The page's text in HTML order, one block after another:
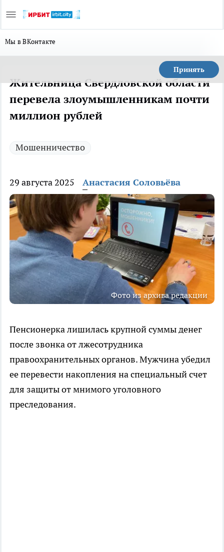
Мы в ВКонтакте
Принять
Жительница Свердловской области
перевела злоумышленникам почти
миллион рублей
Мошенничество
29 августа 2025 Анастасия Соловьёва
Фото из архива редакции
Пенсионерка лишилась крупной суммы денег
после звонка от лжесотрудника
правоохранительных органов. Мужчина убедил
ее перевести накопления на специальный счет
для защиты от мнимого уголовного
преследования.